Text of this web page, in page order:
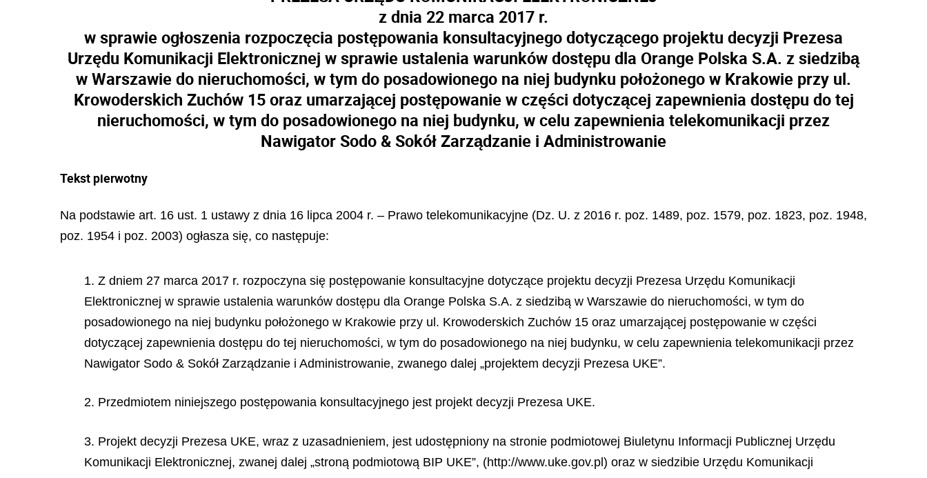
z dnia 22 marca 2017 r.
w sprawie ogłoszenia rozpoczęcia postępowania konsultacyjnego dotyczącego projektu decyzji Prezesa
Urzędu Komunikacji Elektronicznej w sprawie ustalenia warunków dostępu dla Orange Polska S.A. z siedzibą
w Warszawie do nieruchomości, w tym do posadowionego na niej budynku położonego w Krakowie przy ul.
Krowoderskich Zuchów 15 oraz umarzającej postępowanie w części dotyczącej zapewnienia dostępu do tej
nieruchomości, w tym do posadowionego na niej budynku, w celu zapewnienia telekomunikacji przez
Nawigator Sodo & Sokół Zarządzanie i Administrowanie
Tekst pierwotny
Na podstawie art. 16 ust. 1 ustawy z dnia 16 lipca 2004 r. – Prawo telekomunikacyjne (Dz. U. z 2016 r. poz. 1489, poz. 1579, poz. 1823, poz. 1948,
poz. 1954 i poz. 2003) ogłasza się, co następuje:
1. Z dniem 27 marca 2017 r. rozpoczyna się postępowanie konsultacyjne dotyczące projektu decyzji Prezesa Urzędu Komunikacji
Elektronicznej w sprawie ustalenia warunków dostępu dla Orange Polska S.A. z siedzibą w Warszawie do nieruchomości, w tym do
posadowionego na niej budynku położonego w Krakowie przy ul. Krowoderskich Zuchów 15 oraz umarzającej postępowanie w części
dotyczącej zapewnienia dostępu do tej nieruchomości, w tym do posadowionego na niej budynku, w celu zapewnienia telekomunikacji przez
Nawigator Sodo & Sokół Zarządzanie i Administrowanie, zwanego dalej „projektem decyzji Prezesa UKE”.
2. Przedmiotem niniejszego postępowania konsultacyjnego jest projekt decyzji Prezesa UKE.
3. Projekt decyzji Prezesa UKE, wraz z uzasadnieniem, jest udostępniony na stronie podmiotowej Biuletynu Informacji Publicznej Urzędu
Komunikacji Elektronicznej, zwanej dalej „stroną podmiotową BIP UKE”, (http://www.uke.gov.pl) oraz w siedzibie Urzędu Komunikacji